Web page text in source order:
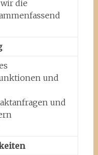
die
und
und